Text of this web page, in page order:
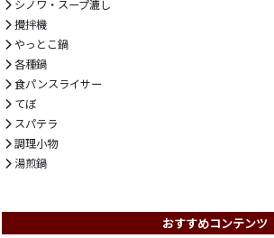
シノワ・スープ漉し
攪拌機
やっとこ鍋
各種鍋
食パンスライサー
てぼ
スパテラ
調理小物
湯煎鍋
おすすめコンテンツ